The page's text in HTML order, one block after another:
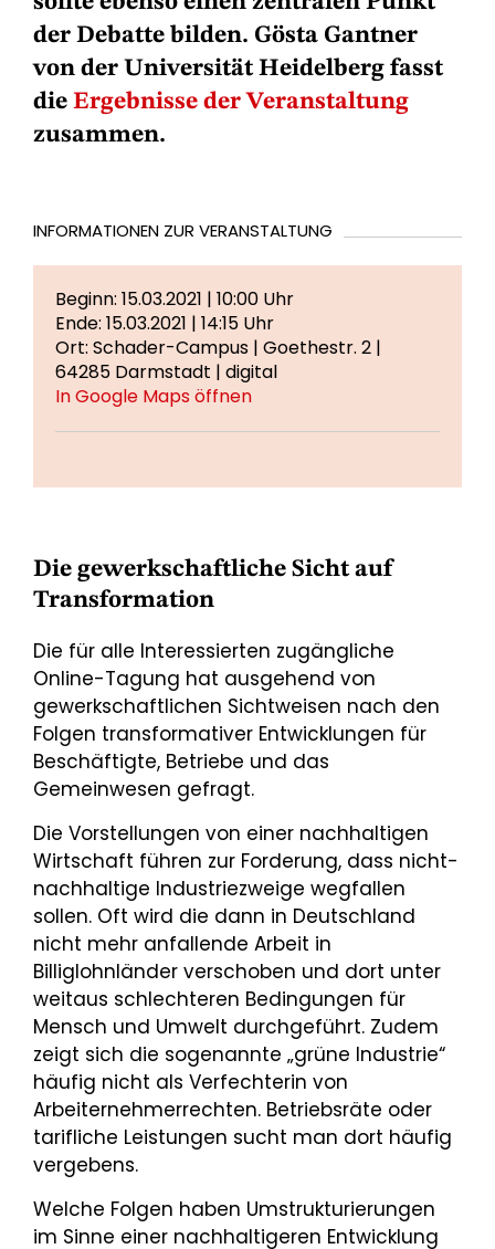
der Debatte bilden. Gösta Gantner
von der Universität Heidelberg fasst
die Ergebnisse der Veranstaltung
zusammen.
INFORMATIONEN ZUR VERANSTALTUNG
Beginn: 15.03.2021 | 10:00 Uhr
Ende: 15.03.2021 | 14:15 Uhr
Ort: Schader-Campus | Goethestr. 2 |
64285 Darmstadt | digital
In Google Maps öffnen
Die gewerkschaftliche Sicht auf
Transformation
Die für alle Interessierten zugängliche
Online-Tagung hat ausgehend von
gewerkschaftlichen Sichtweisen nach den
Folgen transformativer Entwicklungen für
Beschäftigte, Betriebe und das
Gemeinwesen gefragt.
Die Vorstellungen von einer nachhaltigen
Wirtschaft führen zur Forderung, dass nicht-
nachhaltige Industriezweige wegfallen
sollen. Oft wird die dann in Deutschland
nicht mehr anfallende Arbeit in
Billiglohnländer verschoben und dort unter
weitaus schlechteren Bedingungen für
Mensch und Umwelt durchgeführt. Zudem
zeigt sich die sogenannte „grüne Industrie“
häufig nicht als Verfechterin von
Arbeiternehmerrechten. Betriebsräte oder
tarifliche Leistungen sucht man dort häufig
vergebens.
Welche Folgen haben Umstrukturierungen
im Sinne einer nachhaltigeren Entwicklung